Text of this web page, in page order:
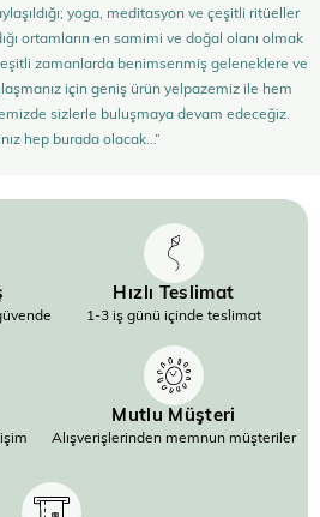
yoga, meditasyon ve çeşitli ritüeller
ortamların en samimi ve doğal olanı olmak
zamanlarda benimsenmiş geleneklere ve
için geniş ürün yelpazemiz ile hem
sizlerle buluşmaya devam edeceğiz.
hep burada olacak…”
Hızlı Teslimat
1-3 iş günü içinde teslimat
Mutlu Müşteri
Alışverişlerinden memnun müşteriler